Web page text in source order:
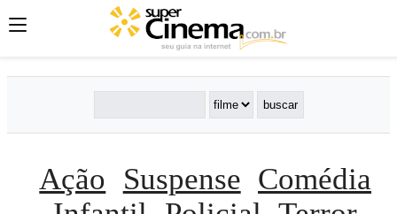
Ação Suspense Comédia